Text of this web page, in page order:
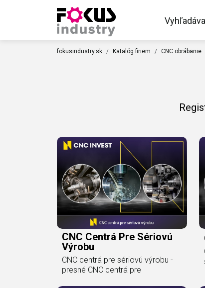
fokusindustry.sk Katalóg firiem CNC obrábanie
CNC Centrá Pre Sériovú
Výrobu
CNC centrá pre sériovú výrobu -
presné CNC centrá pre